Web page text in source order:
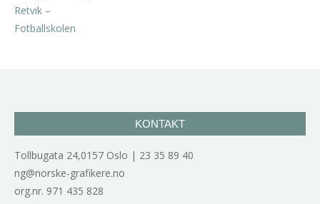
KONTAKT
Tollbugata 24,0157 Oslo | 23 35 89 40
ng@norske-grafikere.no
org.nr. 971 435 828